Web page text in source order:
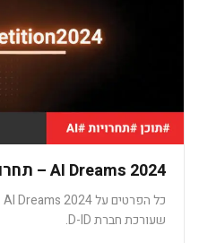
AI Dreams 2024 – תחרות סרטונים ליוצרי תוכן
שעורכת חברת D-ID.